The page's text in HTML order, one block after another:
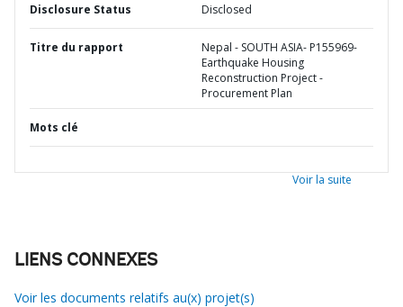
Disclosure Status Disclosed
Titre du rapport
Nepal - SOUTH ASIA- P155969-
Earthquake Housing
Reconstruction Project -
Procurement Plan
Mots clé
Voir la suite
LIENS CONNEXES
Voir les documents relatifs au(x) projet(s)